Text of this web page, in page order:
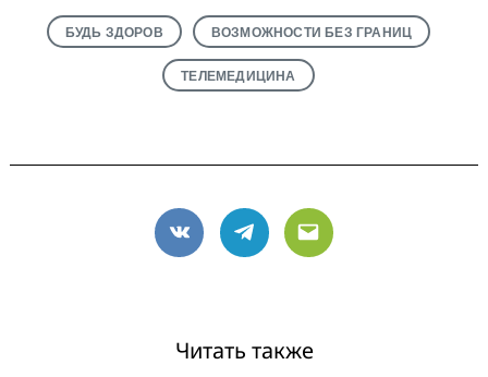
БУДЬ ЗДОРОВ ВОЗМОЖНОСТИ БЕЗ ГРАНИЦ
ТЕЛЕМЕДИЦИНА
VK Telegram
Email
Читать также
Search
for: